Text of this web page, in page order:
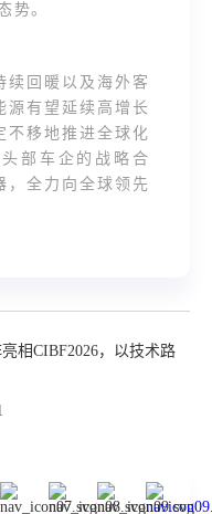
势。
续回暖以及海外客
源有望延续高增长
不移地推进全球化
部车企的战略合
，全力向全球领先
相CIBF2026，以技术路